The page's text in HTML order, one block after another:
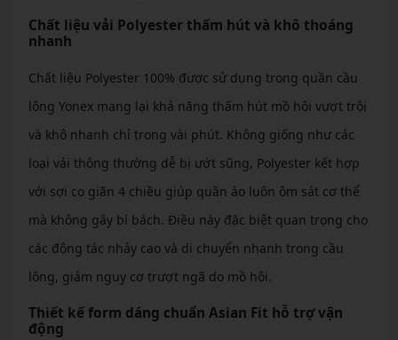
Chất liệu vải Polyester thấm hút và khô thoáng
nhanh
Chất liệu Polyester 100% được sử dụng trong quần cầu
lông Yonex mang lại khả năng thấm hút mồ hôi vượt trội
và khô nhanh chỉ trong vài phút. Không giống như các
loại vải thông thường dễ bị ướt sũng, Polyester kết hợp
với sợi co giãn 4 chiều giúp quần áo luôn ôm sát cơ thể
mà không gây bí bách. Điều này đặc biệt quan trọng cho
các động tác nhảy cao và di chuyển nhanh trong cầu
lông, giảm nguy cơ trượt ngã do mồ hôi.
Thiết kế form dáng chuẩn Asian Fit hỗ trợ vận
động